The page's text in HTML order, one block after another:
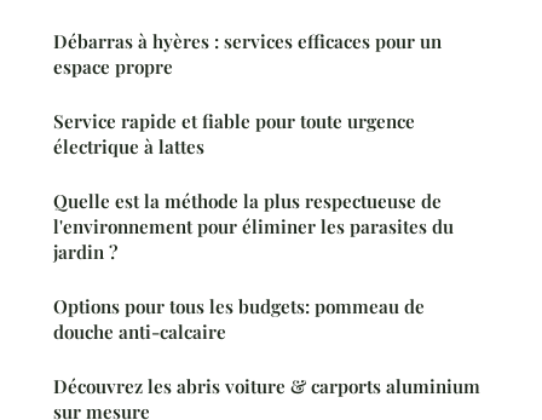
Débarras à hyères : services efficaces pour un
espace propre
Service rapide et fiable pour toute urgence
électrique à lattes
Quelle est la méthode la plus respectueuse de
l'environnement pour éliminer les parasites du
jardin ?
Options pour tous les budgets: pommeau de
douche anti-calcaire
Découvrez les abris voiture & carports aluminium
sur mesure